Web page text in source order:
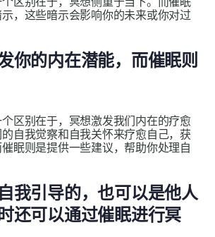
，这些暗示会影响你的未来或你对过
你的内在潜能，而催眠则
区别在于，冥想激发我们内在的疗愈
自我觉察和自我关怀来疗愈自己，获
眠则是提供一些建议，帮助你处理自
我引导的，也可以是他人
还可以通过催眠进行冥